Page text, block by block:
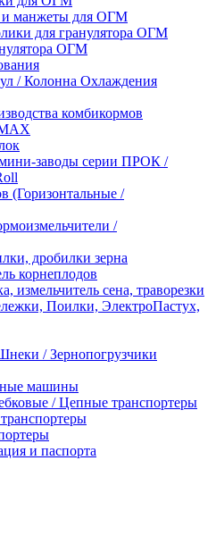
и манжеты для ОГМ
для гранулятора ОГМ
ОГМ
/ Колонна Охлаждения
комбикормов
МАХ
заводы серии ПРОК /
(Горизонтальные /
/
дробилки зерна
корнеплодов
измельчитель сена, траворезки
Поилки, ЭлектроПастух,
/ Зернопогрузчики
машины
/ Цепные транспортеры
и паспорта